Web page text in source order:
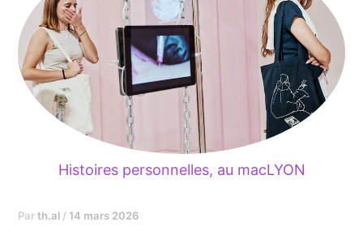
Histoires personnelles, au macLYON
Parth.al / 14 mars 2026